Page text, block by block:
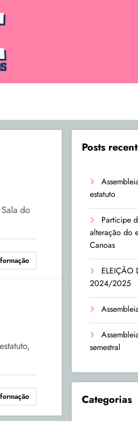
Sala do
Posts
estatuto
Participe
alteração do
Canoas
ELEIÇÃO
2024/2025
semestral
Categorias